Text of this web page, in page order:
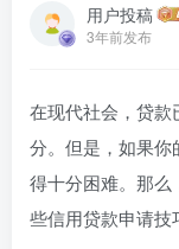
用户投稿
3年前发布
在现代社会，贷款
分。但是，如果
得十分困难。那么
些信用贷款申请技